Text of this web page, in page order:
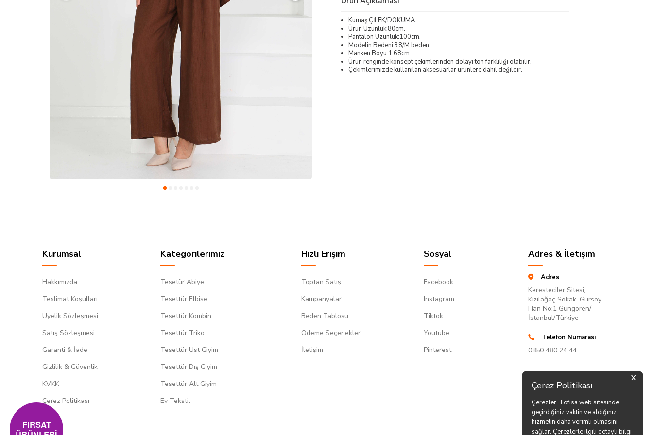
X
Çerez Politikası
Çerezler, Tofisa web sitesinde
geçirdiğiniz vaktin ve aldığınız
hizmetin daha verimli olmasını
sağlar. Çerezlerle ilgili detaylı bilgi
Kumaş:ÇİLEK/DOKUMA
Ürün Uzunluk:80cm.
Pantalon Uzunluk:100cm.
Modelin Bedeni:38/M beden.
Manken Boyu:1.68cm.
Ürün renginde konsept çekimlerinden dolayı ton farklılığı olabilir.
Çekimlerimizde kullanılan aksesuarlar ürünlere dahil değildir.
Kurumsal
Hakkımızda
Teslimat Koşulları
Üyelik Sözleşmesi
Satış Sözleşmesi
Garanti & İade
Gizlilik & Güvenlik
KVKK
Çerez Politikası
Kategorilerimiz
Tesetür Abiye
Tesettür Elbise
Tesettür Kombin
Tesettür Triko
Tesettür Üst Giyim
Tesettür Dış Giyim
Tesettür Alt Giyim
Ev Tekstil
Hızlı Erişim
Toptan Satış
Kampanyalar
Beden Tablosu
Ödeme Seçenekleri
İletişim
Sosyal
Facebook
Instagram
Tiktok
Youtube
Pinterest
Adres & İletişim
Adres
Keresteciler Sitesi,
Kızılağaç Sokak, Gürsoy
Han No:1 Güngören/
İstanbul/Türkiye
Telefon Numarası
0850 480 24 44
FIRSAT